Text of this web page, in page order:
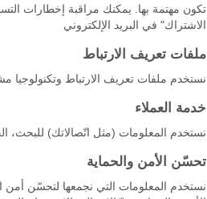
تكون مهتمة بها. يمكنك مراقبة إخطارات
الاشتراك" في البريد الإلكتروني
ملفات تعريف الارتباط
نستخدم ملفات تعريف الارتباط وتكنولوجيا
خدمة العملاء
نستخدم المعلومات (مثل اتّصالاتك)
تحسّن الأمن والحماية
نستخدم المعلومات التي نجمعها لتحسّن أمن